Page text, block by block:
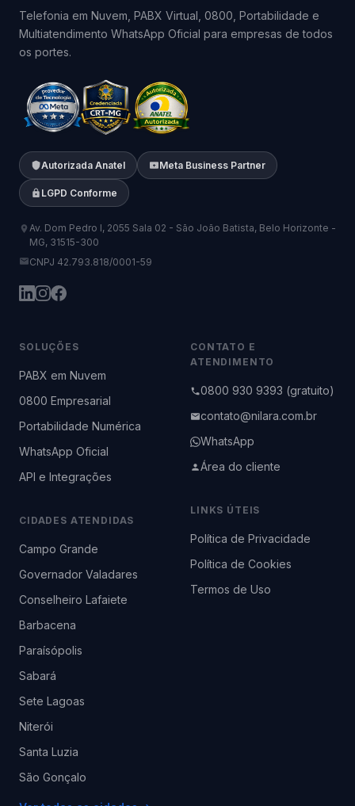
Telefonia em Nuvem, PABX Virtual, 0800, Portabilidade e
Multiatendimento WhatsApp Oficial para empresas de todos
os portes.
Autorizada Anatel Meta Business Partner
LGPD Conforme
Av. Dom Pedro I, 2055 Sala 02 - São João Batista, Belo Horizonte -
MG, 31515-300
CNPJ 42.793.818/0001-59
SOLUÇÕES
PABX em Nuvem
0800 Empresarial
Portabilidade Numérica
WhatsApp Oficial
API e Integrações
CIDADES ATENDIDAS
Campo Grande
Governador Valadares
Conselheiro Lafaiete
Barbacena
Paraísópolis
Sabará
Sete Lagoas
Niterói
Santa Luzia
São Gonçalo
CONTATO E
ATENDIMENTO
0800 930 9393 (gratuito)
contato@nilara.com.br
WhatsApp
Área do cliente
LINKS ÚTEIS
Política de Privacidade
Política de Cookies
Termos de Uso